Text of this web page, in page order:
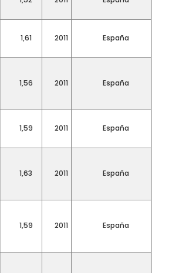
1,61 2011 España
1,56 2011 España
1,59 2011 España
1,63 2011 España
1,59 2011 España